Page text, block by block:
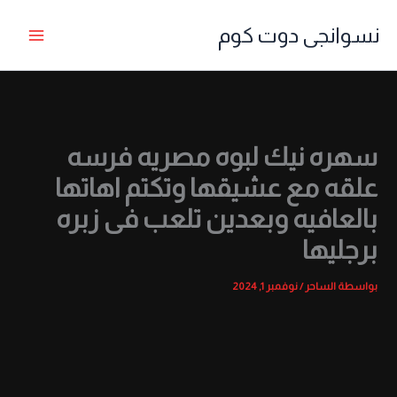
نسوانجى دوت كوم
سهره نيك لبوه مصريه فرسه
علقه مع عشيقها وتكتم اهاتها
بالعافيه وبعدين تلعب فى زبره
برجليها
بواسطة الساحر/نوفمبر 1, 2024